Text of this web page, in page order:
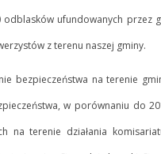
odblasków ufundowanych przez
z terenu naszej gminy.
bezpieczeństwa na terenie
w porównaniu do
na terenie działania